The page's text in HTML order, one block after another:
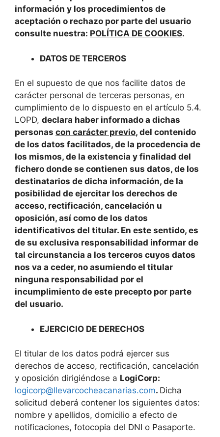
información y los procedimientos de
aceptación o rechazo por parte del usuario
consulte nuestra: POLÍTICA DE COOKIES.
DATOS DE TERCEROS
En el supuesto de que nos facilite datos de
carácter personal de terceras personas, en
cumplimiento de lo dispuesto en el artículo 5.4.
LOPD, declara haber informado a dichas
personas con carácter previo, del contenido
de los datos facilitados, de la procedencia de
los mismos, de la existencia y finalidad del
fichero donde se contienen sus datos, de los
destinatarios de dicha información, de la
posibilidad de ejercitar los derechos de
acceso, rectificación, cancelación u
oposición, así como de los datos
identificativos del titular. En este sentido, es
de su exclusiva responsabilidad informar de
tal circunstancia a los terceros cuyos datos
nos va a ceder, no asumiendo el titular
ninguna responsabilidad por el
incumplimiento de este precepto por parte
del usuario.
EJERCICIO DE DERECHOS
El titular de los datos podrá ejercer sus
derechos de acceso, rectificación, cancelación
y oposición dirigiéndose a LogiCorp:
logicorp@llevarcocheacanarias.com. Dicha
solicitud deberá contener los siguientes datos:
nombre y apellidos, domicilio a efecto de
notificaciones, fotocopia del DNI o Pasaporte.